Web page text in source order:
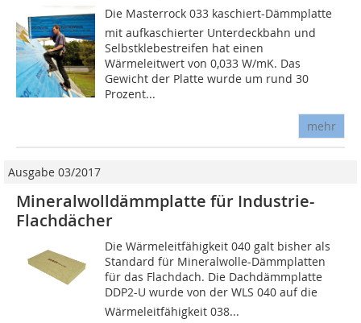
Die Masterrock 033 ka­­schiert-Dämmplatte
mit aufkaschierter Unterdeckbahn und
Selbstklebestreifen hat einen
Wärmeleitwert von 0,033 W/mK. Das
Gewicht der Platte wurde um rund 30
Prozent...
mehr
Ausgabe 03/2017
Mineralwolldämmplatte für Industrie-
Flachdächer
Die Wärmeleitfähigkeit 040 galt bisher als
Standard für Mineralwolle-Dämmplatten
für das Flachdach. Die Dachdämmplatte
DDP2-U wurde von der WLS 040 auf die
Wärmeleitfähigkeit 038...